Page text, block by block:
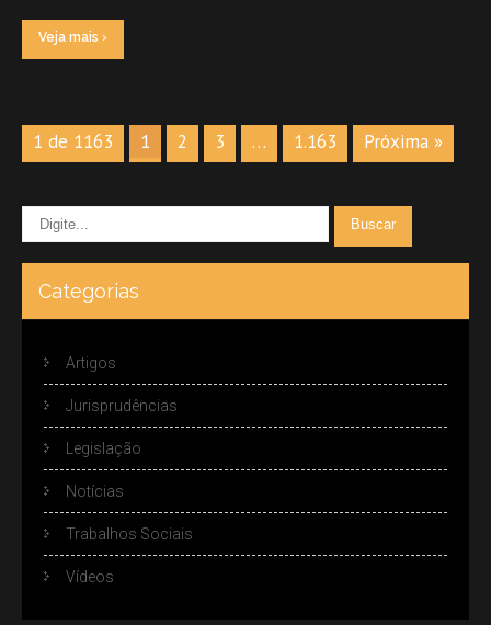
Veja mais ›
1 de 1163 1 2 3 … 1.163 Próxima »
Categorias
Artigos
Jurisprudências
Legislação
Notícias
Trabalhos Sociais
Vídeos